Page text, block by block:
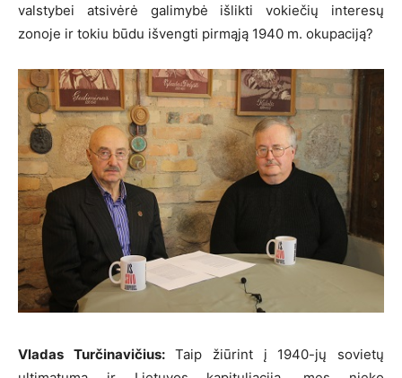
valstybei atsivėrė galimybė išlikti vokiečių interesų
zonoje ir tokiu būdu išvengti pirmąją 1940 m. okupaciją?
Vladas Turčinavičius:Taip žiūrint į 1940-jų sovietų